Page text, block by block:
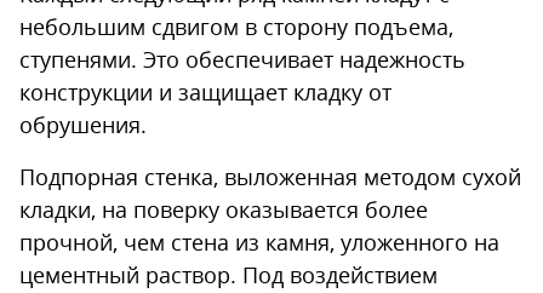
небольшим сдвигом в сторону подъема,
ступенями. Это обеспечивает надежность
конструкции и защищает кладку от
обрушения.
Подпорная стенка, выложенная методом сухой
кладки, на поверку оказывается более
прочной, чем стена из камня, уложенного на
цементный раствор. Под воздействием